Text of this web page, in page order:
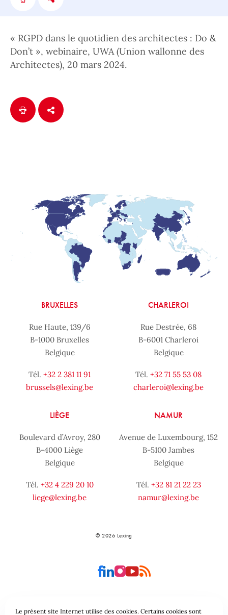
« RGPD dans le quotidien des architectes : Do &
Don’t », webinaire, UWA (Union wallonne des
Architectes), 20 mars 2024.
BRUXELLES
Rue Haute, 139/6
B-1000 Bruxelles
Belgique
Tél. +32 2 381 11 91
brussels@lexing.be
CHARLEROI
Rue Destrée, 68
B-6001 Charleroi
Belgique
Tél. +32 71 55 53 08
charleroi@lexing.be
LIÈGE
Boulevard d’Avroy, 280
B-4000 Liège
Belgique
Tél. +32 4 229 20 10
liege@lexing.be
NAMUR
Avenue de Luxembourg, 152
B-5100 Jambes
Belgique
Tél. +32 81 21 22 23
namur@lexing.be
© 2026 Lexing
Le présent site Internet utilise des cookies. Certains cookies sont